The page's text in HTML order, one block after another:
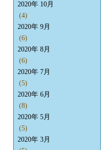
2020年 10月
(4)
2020年 9月
(6)
2020年 8月
(6)
2020年 7月
(5)
2020年 6月
(8)
2020年 5月
(5)
2020年 3月